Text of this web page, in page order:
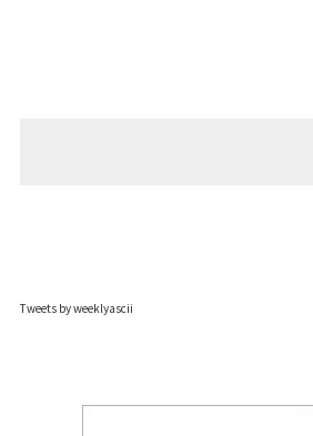
Tweets by weeklyascii